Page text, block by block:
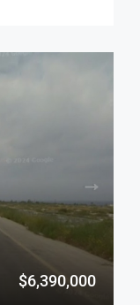
$6,390,000